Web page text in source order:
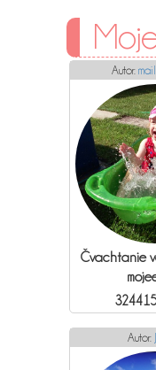
Autor:
Čvachtanie
Autor: